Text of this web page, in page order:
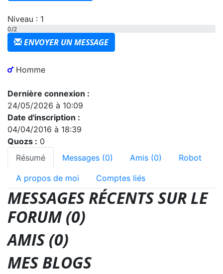
Niveau : 1
0/2
ENVOYER UN MESSAGE
Homme
Dernière connexion :
24/05/2026 à 10:09
Date d'inscription :
04/04/2016 à 18:39
Quozs : 0
Résumé
Messages (0) Amis (0) Robot
A propos de moi Comptes liés
MESSAGES RÉCENTS SUR LE
FORUM (0)
AMIS (0)
MES BLOGS